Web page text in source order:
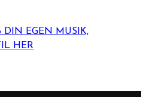
DIN EGEN MUSIK,
HER